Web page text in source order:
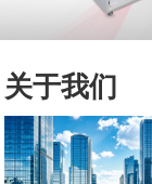
关于我们